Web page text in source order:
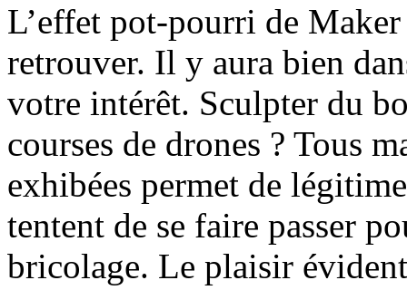
L’effet pot-pourri de
retrouver. Il y aura bien
votre intérêt. Sculpter du
courses de drones ? Tous
exhibées permet de
tentent de se faire passer
bricolage. Le plaisir